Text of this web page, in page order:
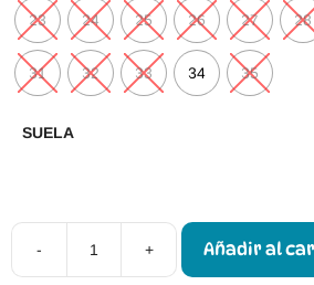
23 24 25 26 27 28
31 32 33 34 35
SUELA
-
Calzado
Respetuoso
+ Añadir al